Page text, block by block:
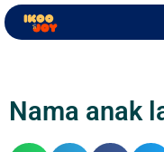
Nama anak